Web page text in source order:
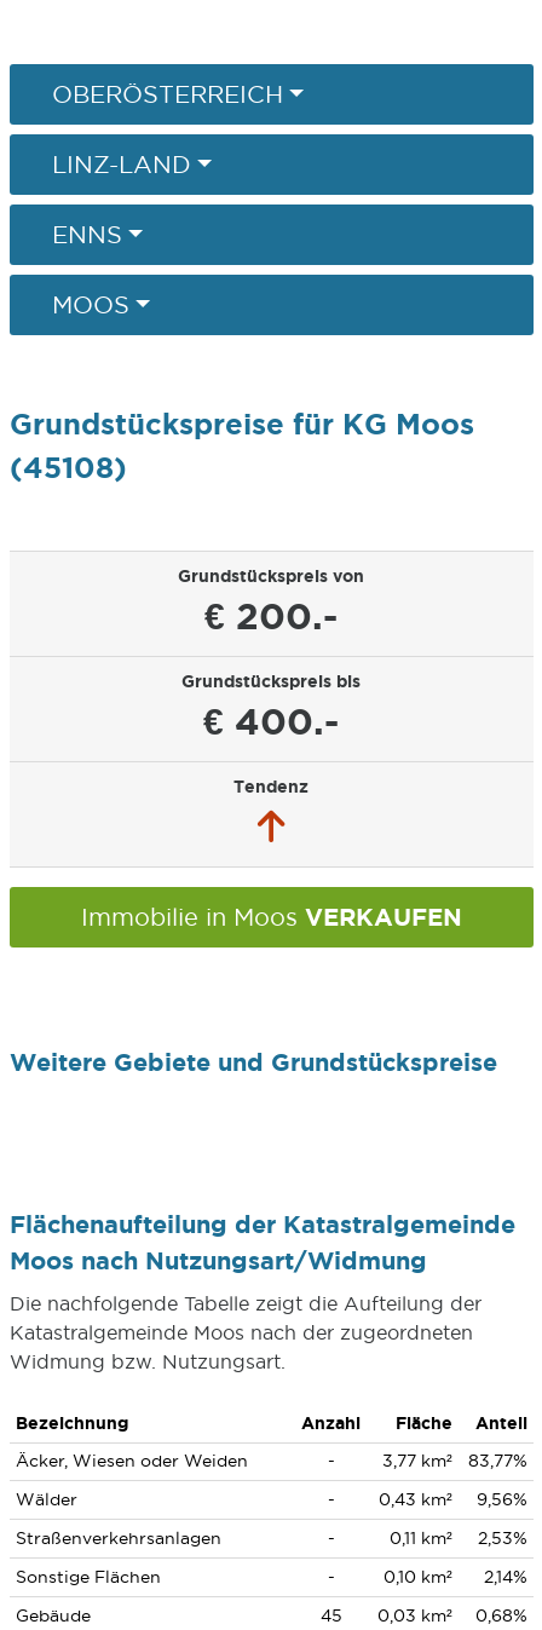
OBERÖSTERREICH
LINZ-LAND
ENNS
MOOS
Grundstückspreise für KG Moos
(45108)
Grundstückspreis von
€ 200.-
Grundstückspreis bis
€ 400.-
Tendenz
Immobilie in Moos VERKAUFEN
Weitere Gebiete und Grundstückspreise
Flächenaufteilung der Katastralgemeinde
Moos nach Nutzungsart/Widmung
Die nachfolgende Tabelle zeigt die Aufteilung der
Katastralgemeinde Moos nach der zugeordneten
Widmung bzw. Nutzungsart.
Bezeichnung Anzahl Fläche
Anteil
Äcker, Wiesen oder Weiden
- 3,77 km²
83,77%
Wälder
- 0,43 km²
9,56%
Straßenverkehrsanlagen
- 0,11 km²
2,53%
Sonstige Flächen
- 0,10 km²
2,14%
Gebäude
45 0,03 km² 0,68%